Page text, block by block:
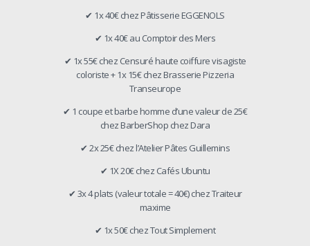
✔ 1x 40€ chez Pâtisserie EGGENOLS
✔ 1x 40€ au Comptoir des Mers
✔ 1x 55€ chez Censuré haute coiffure visagiste
coloriste + 1x 15€ chez Brasserie Pizzeria
Transeurope
✔ 1 coupe et barbe homme d’une valeur de 25€
chez BarberShop chez Dara
✔ 2x 25€ chez l’Atelier Pâtes Guillemins
✔ 1X 20€ chez Cafés Ubuntu
✔ 3x 4 plats (valeur totale = 40€) chez Traiteur
maxime
✔ 1x 50€ chez Tout Simplement